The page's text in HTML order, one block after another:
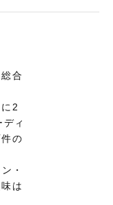
合
2
ィ
の
・
は